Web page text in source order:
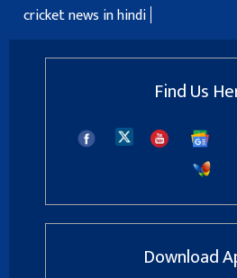
cricket news in hindi
Find Us
Download